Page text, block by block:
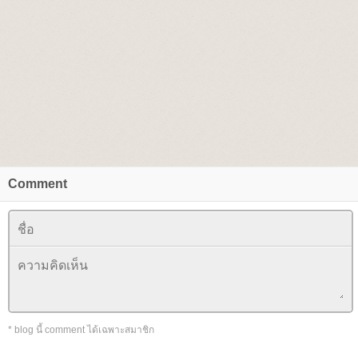
Comment
* blog นี้ comment ได้เฉพาะสมาชิก